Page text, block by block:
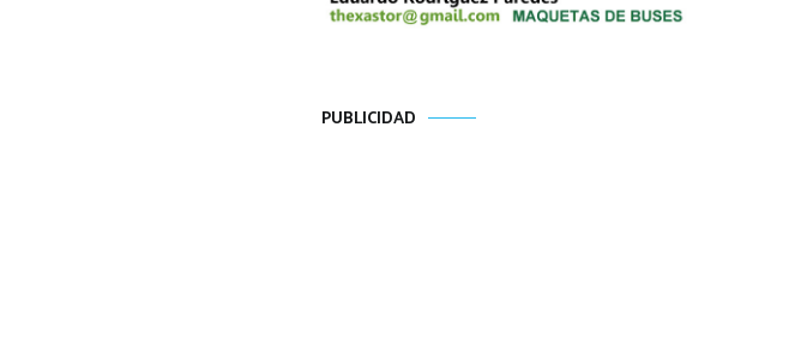
PUBLICIDAD